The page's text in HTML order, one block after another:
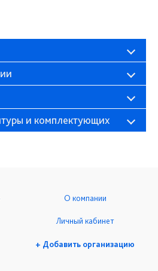
и комплектующих
О компании
Личный кабинет
+ Добавить организацию